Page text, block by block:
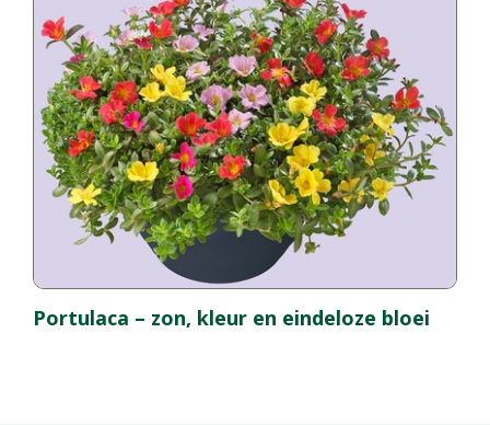
Portulaca – zon, kleur en eindeloze bloei